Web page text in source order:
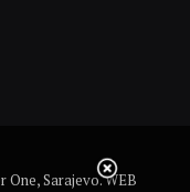
Sarajevo. WEB